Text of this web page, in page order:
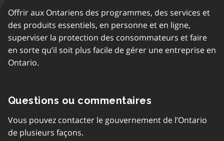
Offrir aux Ontariens des programmes, des services et
des produits essentiels, en personne et en ligne,
superviser la protection des consommateurs et faire
en sorte qu’il soit plus facile de gérer une entreprise en
Ontario.
Questions ou commentaires
Vous pouvez contacter le gouvernement de l’Ontario
de plusieurs façons.